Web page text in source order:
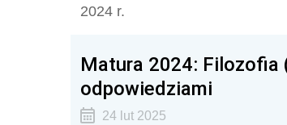
2024 r.
Matura 2024: Filozofia
odpowiedziami
24 lut 2025